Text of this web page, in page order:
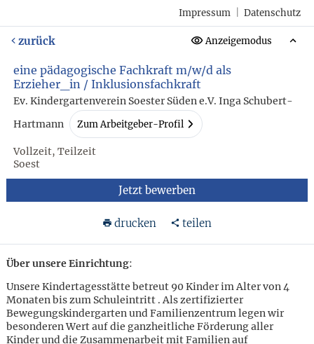
Impressum Datenschutz
zurück Anzeigemodus
eine pädagogische Fachkraft m/w/d als
Erzieher_in / Inklusionsfachkraft
Ev. Kindergartenverein Soester Süden e.V. Inga Schubert-
Hartmann
Zum Arbeitgeber-Profil
Vollzeit, Teilzeit
Soest
Jetzt bewerben
drucken teilen
Über unsere Einrichtung:
Unsere Kindertagesstätte betreut 90 Kinder im Alter von 4
Monaten bis zum Schuleintritt . Als zertifizierter
Bewegungskindergarten und Familienzentrum legen wir
besonderen Wert auf die ganzheitliche Förderung aller
Kinder und die Zusammenarbeit mit Familien auf